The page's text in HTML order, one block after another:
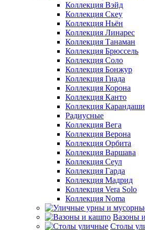
Коллекция Вэйд
Коллекция Скеу
Коллекция Ньён
Коллекция Линарес
Коллекция Танаман
Коллекция Брюссель
Коллекция Соло
Коллекция Бонжур
Коллекция Гиада
Коллекция Корона
Коллекция Канто
Коллекция Карандаши
Радиусные
Коллекция Вега
Коллекция Верона
Коллекция Орбита
Коллекция Варшава
Коллекция Сеул
Коллекция Гарда
Коллекция Мадрид
Коллекция Vera Solo
Коллекция Noma
Вазоны
Столы